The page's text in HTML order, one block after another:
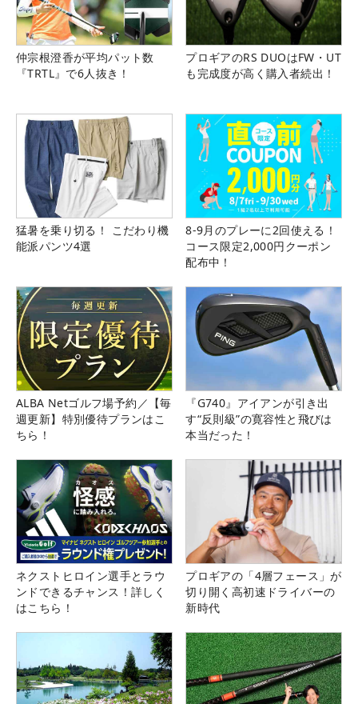
仲宗根澄香が平均パット数
『TRTL』で6人抜き！
プロギアのRS DUOはFW・UT
も完成度が高く購入者続出！
猛暑を乗り切る！ こだわり機
能派パンツ4選
8-9月のプレーに2回使える！
コース限定2,000円クーポン
配布中！
ALBA Netゴルフ場予約／【毎
週更新】特別優待プランはこ
ちら！
『G740』アイアンが引き出
す“反則級”の寛容性と飛びは
本当だった！
ネクストヒロイン選手とラウ
ンドできるチャンス！詳しく
はこちら！
プロギアの「4層フェース」が
切り開く高初速ドライバーの
新時代